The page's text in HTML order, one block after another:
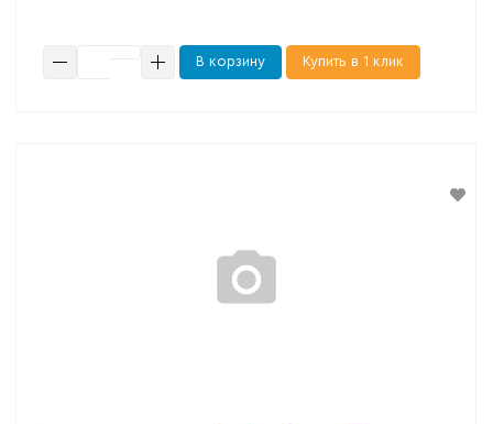
В корзину Купить в 1 клик